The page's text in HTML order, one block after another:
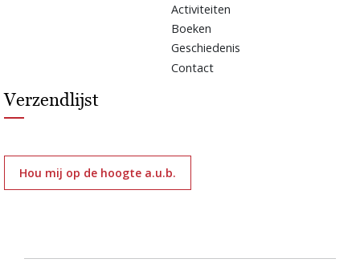
Activiteiten
Boeken
Geschiedenis
Contact
Verzendlijst
Hou mij op de hoogte a.u.b.